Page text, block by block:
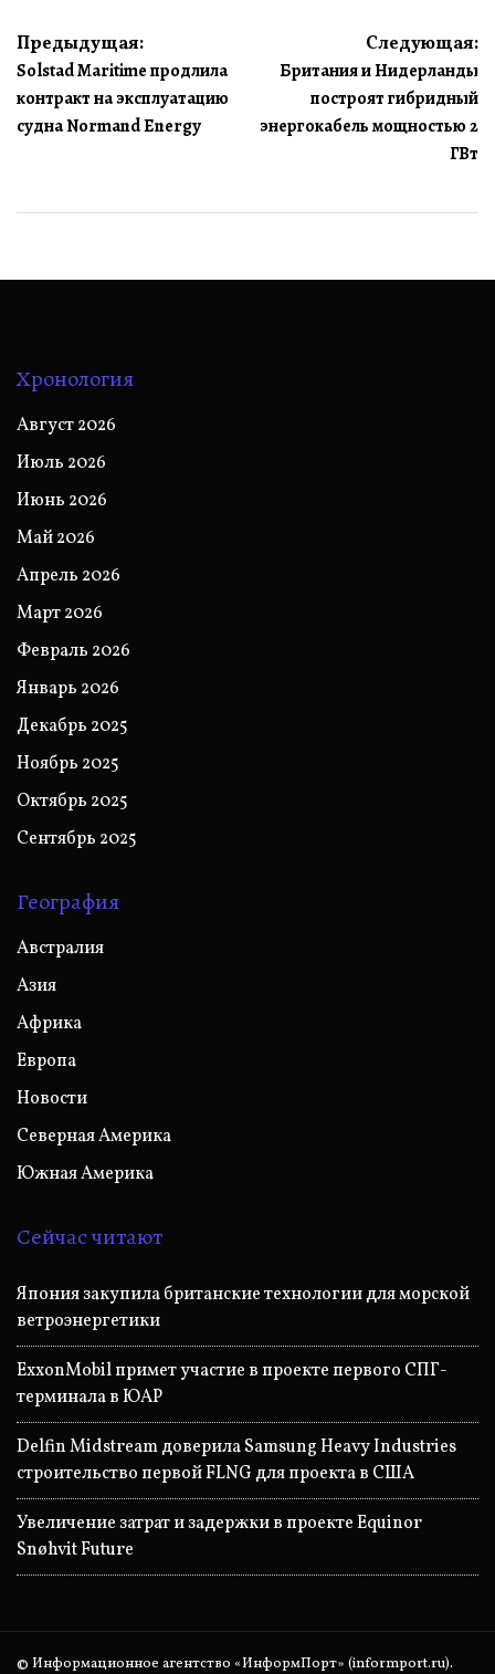
Навигация
по
записям
Предыдущая:
Solstad Maritime продлила
контракт на эксплуатацию
судна Normand Energy
Следующая:
Британия и Нидерланды
построят гибридный
энергокабель мощностью 2
ГВт
Хронология
Август 2026
Июль 2026
Июнь 2026
Май 2026
Апрель 2026
Март 2026
Февраль 2026
Январь 2026
Декабрь 2025
Ноябрь 2025
Октябрь 2025
Сентябрь 2025
География
Австралия
Азия
Африка
Европа
Новости
Северная Америка
Южная Америка
Сейчас читают
Япония закупила британские технологии для морской
ветроэнергетики
ExxonMobil примет участие в проекте первого СПГ-
терминала в ЮАР
Delfin Midstream доверила Samsung Heavy Industries
строительство первой FLNG для проекта в США
Увеличение затрат и задержки в проекте Equinor
Snøhvit Future
© Информационное агентство «ИнформПорт» (informport.ru).